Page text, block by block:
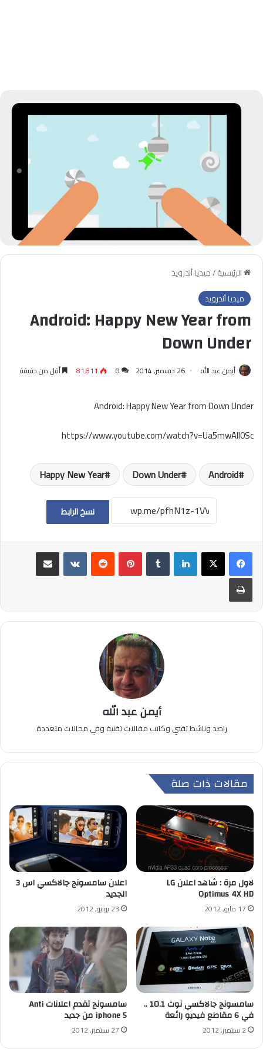
الرئيسية/ميديا أندرويد
ميديا أندرويد
Android: Happy New Year from
Down Under
أيمن عبد الله 26 ديسمبر, 2014 0 81٬811 أقل من دقيقة
Android: Happy New Year from Down Under
https://www.youtube.com/watch?v=Ua5mwAlI0Sc
Android
Down Under
Happy New Year
نسخ الرابط
لينكدإن بينتيريست
مشاركة عبر البريد
طباعة
أيمن عبد الله
راصد وناشط تقني وكاتب مقالات تقنية وفي مجالات متعددة
مقالات ذات صلة
لاول مرة : شاهد اعلان LG
Optimus 4X HD
17 مايو, 2012
اعلان سامسونج جالاكسي اس 3
الجديد
23 يونيو, 2012
سامسونج جالاكسي نوت 10.1 ..
في 6 مقاطع فيديو رائعة
2 سبتمبر, 2012
سامسونج تقدم اعلانات Anti
iphone 5 من جديد
27 سبتمبر, 2012